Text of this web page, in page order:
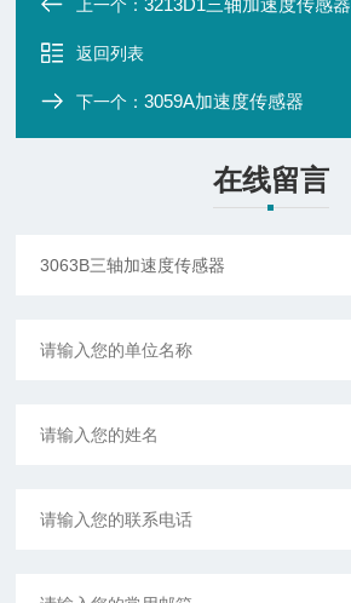
上一个：3213D1三轴加速度传感器
返回列表
下一个：3059A加速度传感器
在线留言